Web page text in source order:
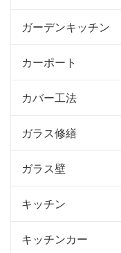
ガーデンキッチン
カーポート
カバー工法
ガラス修繕
ガラス壁
キッチン
キッチンカー